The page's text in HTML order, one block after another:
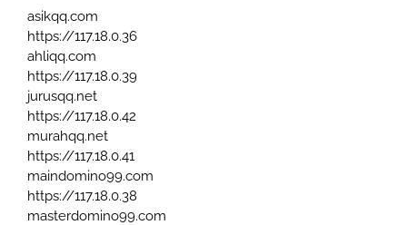
asikqq.com
https://117.18.0.36
ahliqq.com
https://117.18.0.39
jurusqq.net
https://117.18.0.42
murahqq.net
https://117.18.0.41
maindomino99.com
https://117.18.0.38
masterdomino99.com